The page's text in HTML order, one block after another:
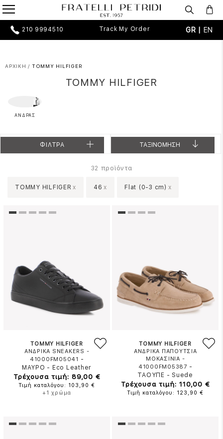
210 9994510 Track My Order GR | EN
ΑΡΧΙΚΗ / TOMMY HILFIGER
TOMMY HILFIGER
ΑΝΔΡΑΣ
ΦΙΛΤΡΑ ΤΑΞΙΝΟΜΗΣΗ
32 προϊόντα
TOMMY HILFIGER x 46 x Flat (0-3 cm) x
TOMMY HILFIGER
ΑΝΔΡΙΚΑ SNEAKERS -
41000FM05041 -
ΜΑΥΡΟ - Eco Leather
Τρέχουσα τιμή: 89,00 €
Τιμή καταλόγου: 103,90 €
+1 χρώμα
TOMMY HILFIGER
ΑΝΔΡΙΚΑ ΠΑΠΟΥΤΣΙΑ
ΜΟΚΑΣΙΝΙΑ -
41000FM05387 -
ΤΑΟΥΠΕ -Suede
Τρέχουσα τιμή: 110,00 €
Τιμή καταλόγου: 123,90 €